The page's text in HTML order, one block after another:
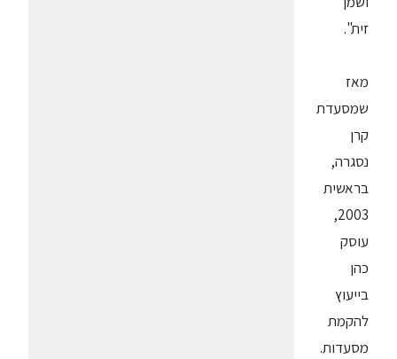
זית".
מאז
שמסעדת
קרן
נסגרה,
בראשית
2003,
עוסק
כהן
בייעוץ
להקמת
מסעדות.